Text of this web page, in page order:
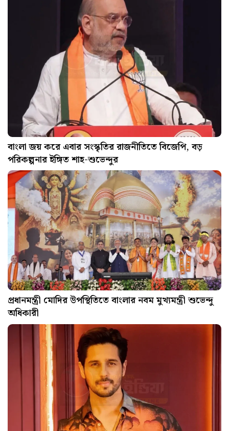
বাংলা জয় করে এবার সংস্কৃতির রাজনীতিতে বিজেপি, বড়
পরিকল্পনার ইঙ্গিত শাহ-শুভেন্দুর
প্রধানমন্ত্রী মোদির উপস্থিতিতে বাংলার নবম মুখ্যমন্ত্রী শুভেন্দু
অধিকারী